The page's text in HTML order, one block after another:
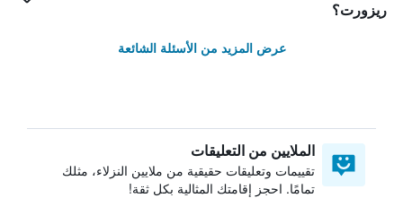
ريزورت؟
عرض المزيد من الأسئلة الشائعة
الملايين من التعليقات
تقييمات وتعليقات حقيقية من ملايين النزلاء، مثلك
تمامًا. احجز إقامتك المثالية بكل ثقة!